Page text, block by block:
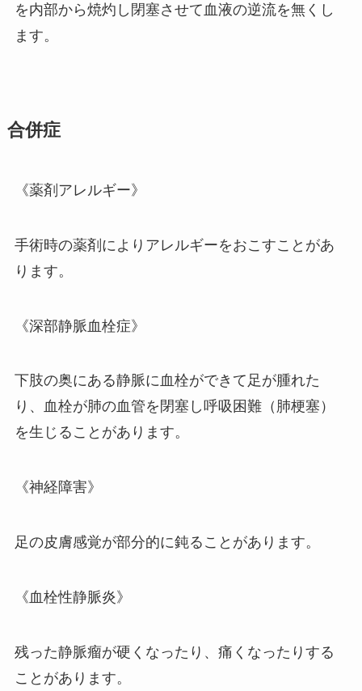
を内部から焼灼し閉塞させて血液の逆流を無くし
ます。
合併症
《薬剤アレルギー》
手術時の薬剤によりアレルギーをおこすことがあ
ります。
《深部静脈血栓症》
下肢の奥にある静脈に血栓ができて足が腫れた
り、血栓が肺の血管を閉塞し呼吸困難（肺梗塞）
を生じることがあります。
《神経障害》
足の皮膚感覚が部分的に鈍ることがあります。
《血栓性静脈炎》
残った静脈瘤が硬くなったり、痛くなったりする
ことがあります。